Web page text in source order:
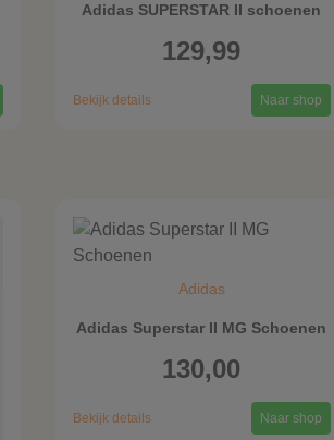
Adidas SUPERSTAR II schoenen
129,99
Bekijk details Naar shop
Adidas
Adidas Superstar II MG Schoenen
130,00
Bekijk details Naar shop